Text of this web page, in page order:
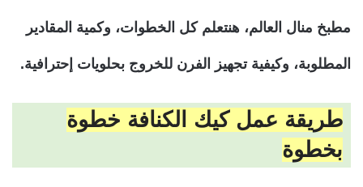
مطبخ منال العالم، هنتعلم كل الخطوات، وكمية المقادير
المطلوبة، وكيفية تجهيز الفرن للخروج بحلويات إحترافية.
طريقة عمل كيك الكنافة خطوة
بخطوة